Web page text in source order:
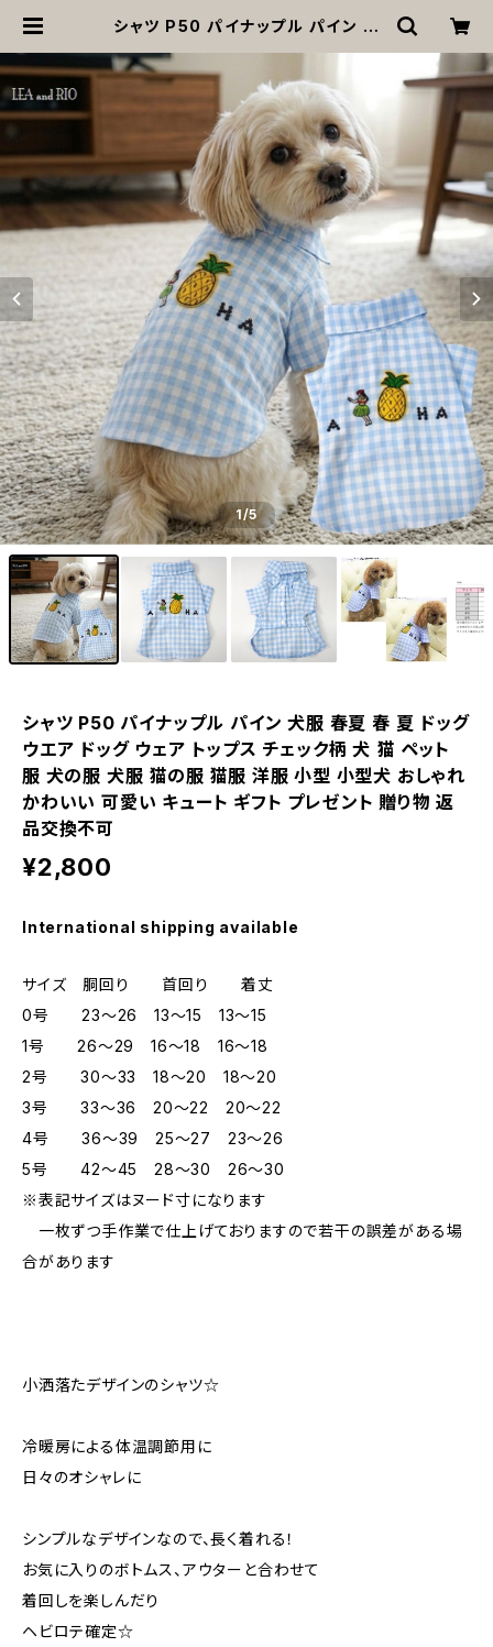
シャツ P50 パイナップル パイン 犬
ェア トップス チェック柄 犬 猫 ペット
服 犬の服 犬服 猫の服 猫服 洋服 小
型 小型犬 おしゃれ かわいい 可愛い
キュート ギフト プレゼント 贈り物 返
品交換不可 | MOANA
1/5
シャツ P50 パイナップル パイン 犬服 春夏 春 夏 ドッグ
ウエア ドッグ ウェア トップス チェック柄 犬 猫 ペット
服 犬の服 犬服 猫の服 猫服 洋服 小型 小型犬 おしゃれ
かわいい 可愛い キュート ギフト プレゼント 贈り物 返
品交換不可
¥2,800
International shipping available
サイズ 胴回り 首回り 着丈
0号 23～26 13～15 13～15
1号 26～29 16～18 16～18
2号 30～33 18～20 18～20
3号 33～36 20～22 20～22
4号 36～39 25～27 23～26
5号 42～45 28～30 26～30
※表記サイズはヌード寸になります
一枚ずつ手作業で仕上げておりますので若干の誤差がある場
合があります
小洒落たデザインのシャツ☆
冷暖房による体温調節用に
日々のオシャレに
シンプルなデザインなので、長く着れる！
お気に入りのボトムス、アウターと合わせて
着回しを楽しんだり
ヘビロテ確定☆